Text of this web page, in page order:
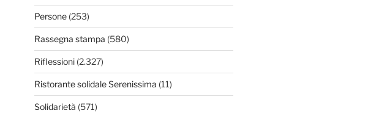
Persone(253)
Rassegna stampa (580)
Riflessioni(2.327)
Ristorante solidale Serenissima (11)
Solidarietà (571)